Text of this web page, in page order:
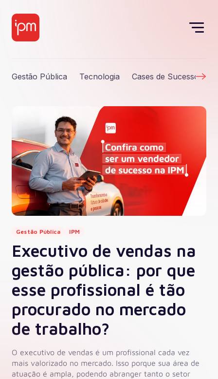
Gestão Pública Tecnologia Cases de Sucesso
Gestão Pública IPM
Executivo de vendas na
gestão pública: por que
esse profissional é tão
procurado no mercado
de trabalho?
O executivo de vendas é um profissional cada vez
mais valorizado no mercado. Isso porque sua área de
atuação é ampla, podendo abranger tanto o setor